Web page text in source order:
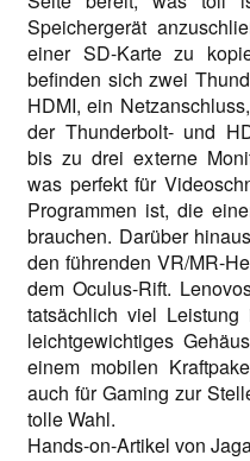
Speichergerät
einer SD-Karte zu
befinden sich zwei
HDMI, ein
der Thunderbolt- und
bis zu drei externe
was perfekt für
Programmen ist, die
brauchen. Darüber
den führenden VR/MR-
dem Oculus-Rift.
tatsächlich viel
leichtgewichtiges
einem mobilen
auch für Gaming zur
tolle Wahl.
Hands-on-Artikel von